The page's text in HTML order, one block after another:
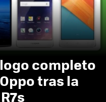
completo
tras la